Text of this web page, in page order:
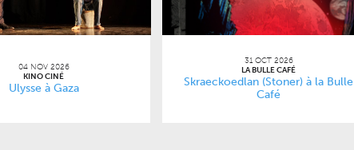
04 NOV 2026
KINO CINÉ
Ulysse à Gaza
31 OCT 2026
LA BULLE CAFÉ
Skraeckoedlan (Stoner) à la Bulle
Café